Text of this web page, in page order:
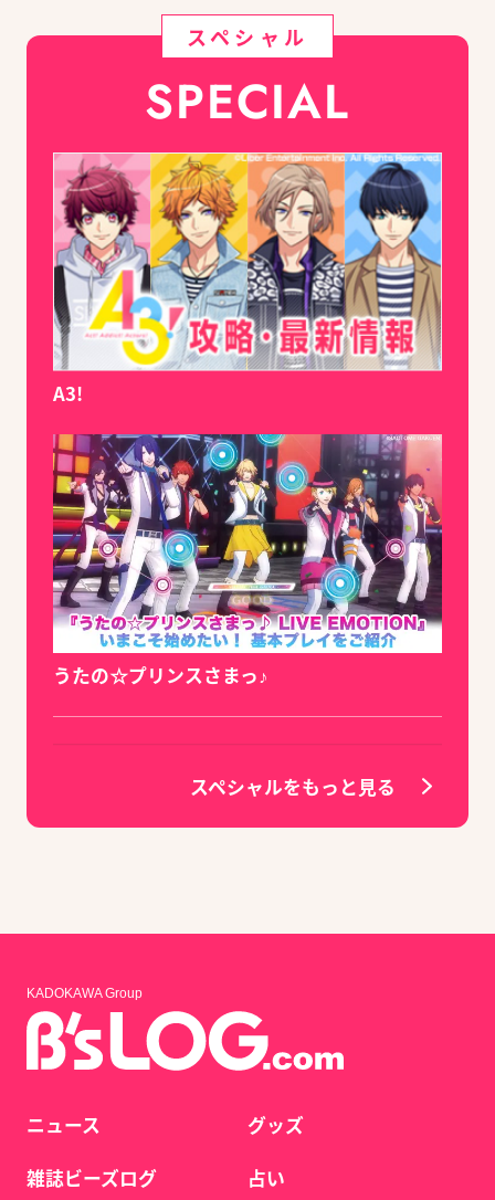
スペシャル
SPECIAL
A3!
うたの☆プリンスさまっ♪
スペシャルをもっと見る
KADOKAWA Group
ニュース
雑誌ビーズログ
グッズ
占い